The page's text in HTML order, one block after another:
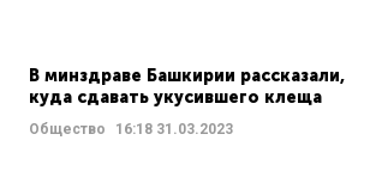
В минздраве Башкирии рассказали,
куда сдавать укусившего клеща
Общество 16:18 31.03.2023